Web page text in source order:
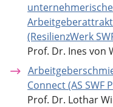
(ResilienzWerk
Prof. Dr. Ines von
Connect (AS SWF
Prof. Dr. Lothar